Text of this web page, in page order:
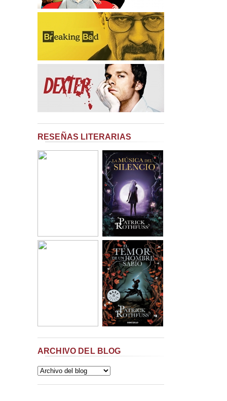
RESEÑAS LITERARIAS
ARCHIVO DEL BLOG